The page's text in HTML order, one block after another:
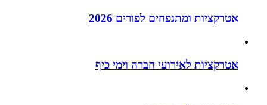
אטרקציות ומתנפחים לפורים 2026
אטרקציות לאירועי חברה וימי כיף